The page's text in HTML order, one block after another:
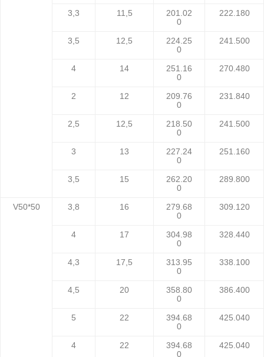
3,3 11,5
201.02
0
222.180
3,5 12,5
224.25
0
241.500
4 14
251.16
0
270.480
2 12
209.76
0
231.840
2,5 12,5
218.50
0
241.500
3 13
227.24
0
251.160
3,5 15
262.20
0
289.800
V50*50 3,8 16
279.68
0
309.120
4 17
304.98
0
328.440
4,3 17,5
313.95
0
338.100
4,5 20
358.80
0
386.400
5 22
394.68
0
425.040
4 22
394.68
0
425.040